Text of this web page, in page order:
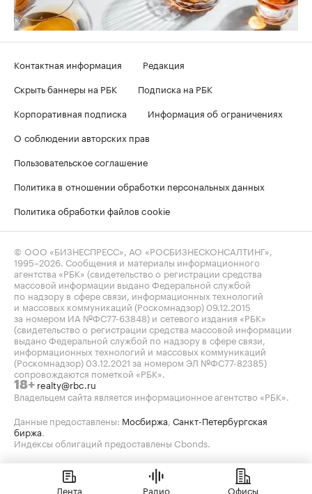
Контактная информация
Редакция
Скрыть баннеры на РБК
Подписка на РБК
Корпоративная подписка
Информация об ограничениях
О соблюдении авторских прав
Пользовательское соглашение
Политика в отношении обработки персональных данных
Политика обработки файлов cookie
© ООО «БИЗНЕСПРЕСС», АО «РОСБИЗНЕСКОНСАЛТИНГ»,
1995–2026. Сообщения и материалы информационного
агентства «РБК» (свидетельство о регистрации средства
массовой информации выдано Федеральной службой
по надзору в сфере связи, информационных технологий
и массовых коммуникаций (Роскомнадзор) 09.12.2015
за номером ИА №ФС77-63848) и сетевого издания «РБК»
(свидетельство о регистрации средства массовой информации
выдано Федеральной службой по надзору в сфере связи,
информационных технологий и массовых коммуникаций
(Роскомнадзор) 03.12.2021 за номером ЭЛ №ФС77-82385)
сопровождаются пометкой «РБК».
18+ realty@rbc.ru
Владельцем сайта является информационное агентство «РБК».
Данные предоставлены: Мосбиржа, Санкт-Петербургская
биржа.
Индексы облигаций предоставлены Cbonds.
Лента Радио Офисы